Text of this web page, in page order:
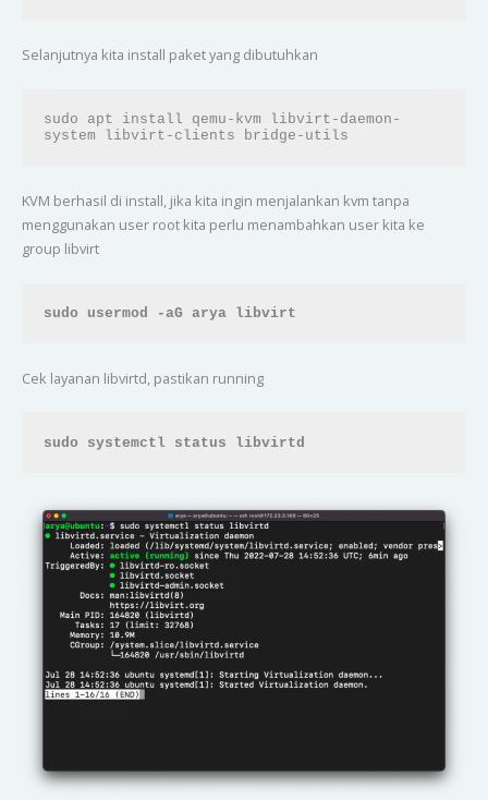
Selanjutnya kita install paket yang dibutuhkan
sudo apt install qemu-kvm libvirt-daemon-
system libvirt-clients bridge-utils
KVM berhasil di install, jika kita ingin menjalankan kvm tanpa
menggunakan user root kita perlu menambahkan user kita ke
group libvirt
sudo usermod -aG arya libvirt
Cek layanan libvirtd, pastikan running
sudo systemctl status libvirtd